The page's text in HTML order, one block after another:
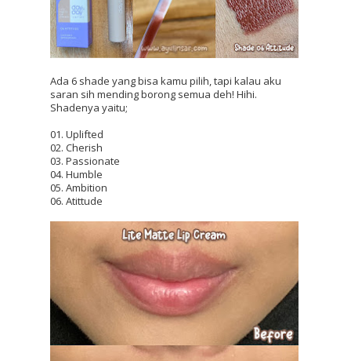
Ada 6 shade yang bisa kamu pilih, tapi kalau aku
saran sih mending borong semua deh! Hihi.
Shadenya yaitu;
01. Uplifted
02. Cherish
03. Passionate
04. Humble
05. Ambition
06. Atittude